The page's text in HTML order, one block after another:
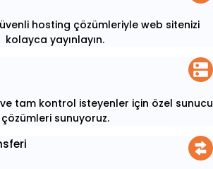
hosting çözümleriyle web sitenizi
kolayca yayınlayın.
tam kontrol isteyenler için özel sunucu
çözümleri sunuyoruz.